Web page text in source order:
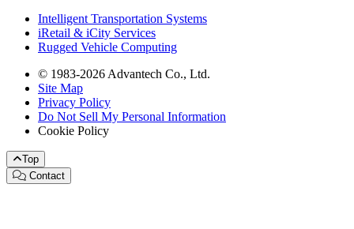
Intelligent Transportation Systems
iRetail & iCity Services
Rugged Vehicle Computing
© 1983-2026 Advantech Co., Ltd.
Site Map
Privacy Policy
Do Not Sell My Personal Information
Cookie Policy
Top
Contact